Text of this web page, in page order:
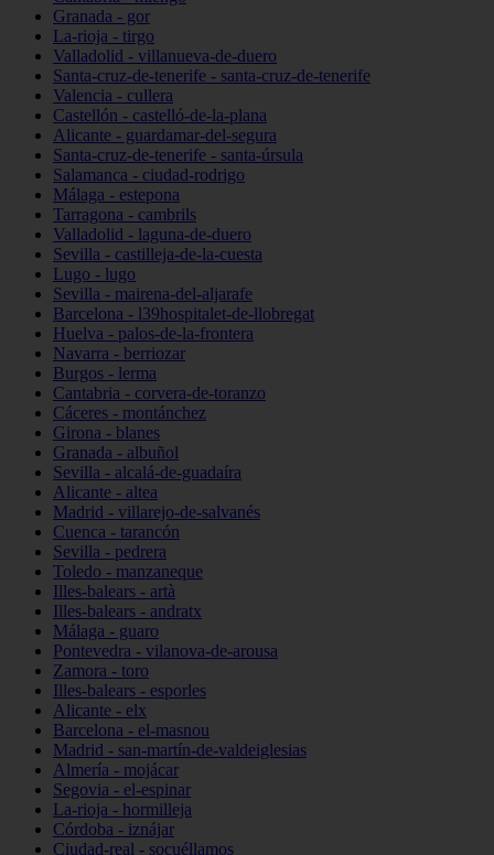
Granada - gor
La-rioja - tirgo
Valladolid - villanueva-de-duero
Santa-cruz-de-tenerife - santa-cruz-de-tenerife
Valencia - cullera
Castellón - castelló-de-la-plana
Alicante - guardamar-del-segura
Santa-cruz-de-tenerife - santa-úrsula
Salamanca - ciudad-rodrigo
Málaga - estepona
Tarragona - cambrils
Valladolid - laguna-de-duero
Sevilla - castilleja-de-la-cuesta
Lugo - lugo
Sevilla - mairena-del-aljarafe
Barcelona - l39hospitalet-de-llobregat
Huelva - palos-de-la-frontera
Navarra - berriozar
Burgos - lerma
Cantabria - corvera-de-toranzo
Cáceres - montánchez
Girona - blanes
Granada - albuñol
Sevilla - alcalá-de-guadaíra
Alicante - altea
Madrid - villarejo-de-salvanés
Cuenca - tarancón
Sevilla - pedrera
Toledo - manzaneque
Illes-balears - artà
Illes-balears - andratx
Málaga - guaro
Pontevedra - vilanova-de-arousa
Zamora - toro
Illes-balears - esporles
Alicante - elx
Barcelona - el-masnou
Madrid - san-martín-de-valdeiglesias
Almería - mojácar
Segovia - el-espinar
La-rioja - hormilleja
Córdoba - iznájar
Ciudad-real - socuéllamos